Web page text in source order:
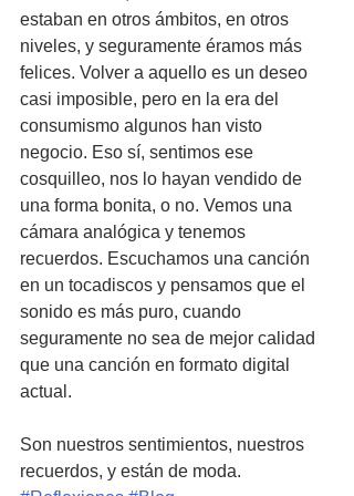
estaban en otros ámbitos, en otros
niveles, y seguramente éramos más
felices. Volver a aquello es un deseo
casi imposible, pero en la era del
consumismo algunos han visto
negocio. Eso sí, sentimos ese
cosquilleo, nos lo hayan vendido de
una forma bonita, o no. Vemos una
cámara analógica y tenemos
recuerdos. Escuchamos una canción
en un tocadiscos y pensamos que el
sonido es más puro, cuando
seguramente no sea de mejor calidad
que una canción en formato digital
actual.
Son nuestros sentimientos, nuestros
recuerdos, y están de moda.